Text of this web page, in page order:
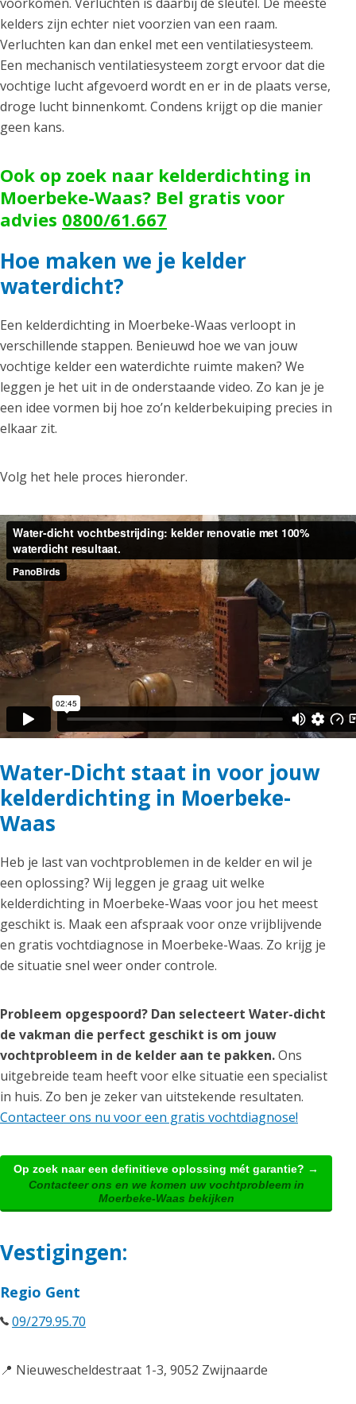
kelders zijn echter niet voorzien van een raam.
Verluchten kan dan enkel met een ventilatiesysteem.
Een mechanisch ventilatiesysteem zorgt ervoor dat die
vochtige lucht afgevoerd wordt en er in de plaats verse,
droge lucht binnenkomt. Condens krijgt op die manier
geen kans.
Ook op zoek naar kelderdichting in
Moerbeke-Waas? Bel gratis voor
advies 0800/61.667
Hoe maken we je kelder
waterdicht?
Een kelderdichting in Moerbeke-Waas verloopt in
verschillende stappen. Benieuwd hoe we van jouw
vochtige kelder een waterdichte ruimte maken? We
leggen je het uit in de onderstaande video. Zo kan je je
een idee vormen bij hoe zo’n kelderbekuiping precies in
elkaar zit.
Volg het hele proces hieronder.
Water-Dicht staat in voor jouw
kelderdichting in Moerbeke-
Waas
Heb je last van vochtproblemen in de kelder en wil je
een oplossing? Wij leggen je graag uit welke
kelderdichting in Moerbeke-Waas voor jou het meest
geschikt is. Maak een afspraak voor onze vrijblijvende
en gratis vochtdiagnose in Moerbeke-Waas. Zo krijg je
de situatie snel weer onder controle.
Probleem opgespoord? Dan selecteert Water-dicht
de vakman die perfect geschikt is om jouw
vochtprobleem in de kelder aan te pakken.Ons
uitgebreide team heeft voor elke situatie een specialist
in huis. Zo ben je zeker van uitstekende resultaten.
Contacteer ons nu voor een gratis vochtdiagnose!
Op zoek naar een definitieve oplossing mét garantie? →
Contacteer ons en we komen uw vochtprobleem in
Moerbeke-Waas bekijken
Vestigingen:
Regio Gent
09/279.95.70
📍 Nieuwescheldestraat 1-3, 9052 Zwijnaarde